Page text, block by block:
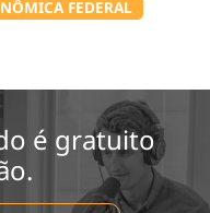
FEDERAL
é gratuito